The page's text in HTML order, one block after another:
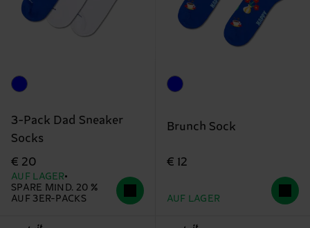
3-Pack Dad Sneaker
Socks
€ 20
AUF LAGER
SPARE MIND. 20 %
AUF 3ER-PACKS
Brunch Sock
€ 12
AUF LAGER